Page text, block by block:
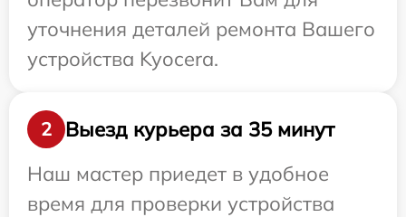
уточнения деталей ремонта Вашего
устройства Kyocera.
2
Выезд курьера за 35 минут
Наш мастер приедет в удобное
время для проверки устройства